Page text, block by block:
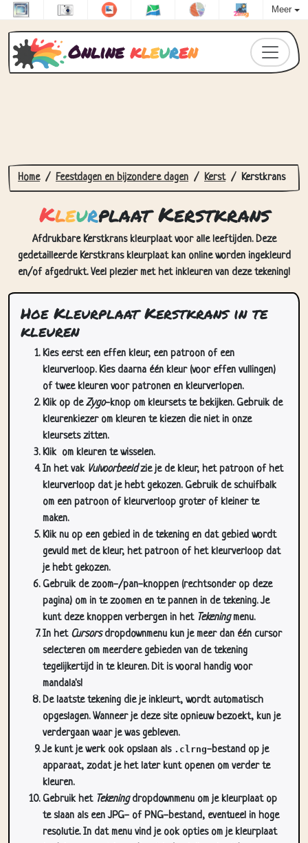
Meer
Online kleuren
Home Feestdagen en bijzondere dagen Kerst Kerstkrans
Kleurplaat Kerstkrans
Afdrukbare Kerstkrans kleurplaat voor alle leeftijden. Deze
gedetailleerde Kerstkrans kleurplaat kan online worden ingekleurd
en/of afgedrukt. Veel plezier met het inkleuren van deze tekening!
Hoe Kleurplaat Kerstkrans in te
kleuren
Kies eerst een effen kleur, een patroon of een
kleurverloop. Kies daarna één kleur (voor effen vullingen)
of twee kleuren voor patronen en kleurverlopen.
Klik op deZygo-knop om kleursets te bekijken. Gebruik de
kleurenkiezer om kleuren te kiezen die niet in onze
kleursets zitten.
Klik om kleuren te wisselen.
In het vak Vulvoorbeeldzie je de kleur, het patroon of het
kleurverloop dat je hebt gekozen. Gebruik de schuifbalk
om een patroon of kleurverloop groter of kleiner te
maken.
Klik nu op een gebied in de tekening en dat gebied wordt
gevuld met de kleur, het patroon of het kleurverloop dat
je hebt gekozen.
Gebruik de zoom-/pan-knoppen (rechtsonder op deze
pagina) om in te zoomen en te pannen in de tekening. Je
kunt deze knoppen verbergen in het Tekeningmenu.
In het Cursorsdropdownmenu kun je meer dan één cursor
selecteren om meerdere gebieden van de tekening
tegelijkertijd in te kleuren. Dit is vooral handig voor
mandala's!
De laatste tekening die je inkleurt, wordt automatisch
opgeslagen. Wanneer je deze site opnieuw bezoekt, kun je
verdergaan waar je was gebleven.
Je kunt je werk ook opslaan als .clrng-bestand op je
apparaat, zodat je het later kunt openen om verder te
kleuren.
Gebruik het Tekeningdropdownmenu om je kleurplaat op
te slaan als een JPG- of PNG-bestand, eventueel in hoge
resolutie. In dat menu vind je ook opties om je kleurplaat